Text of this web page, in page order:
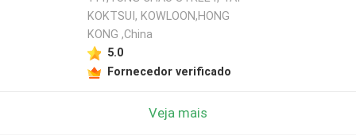
KOKTSUI, KOWLOON,HONG
KONG ,China
5.0
Fornecedor verificado
Veja mais